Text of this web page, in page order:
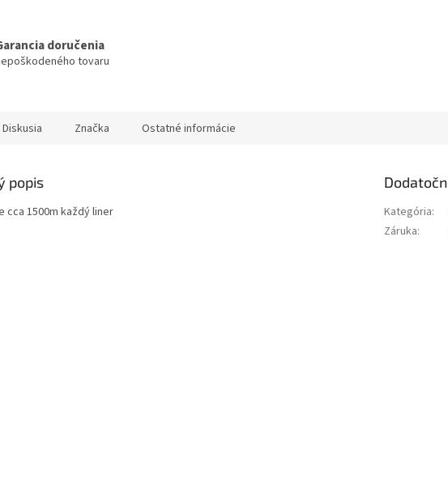
doručenia
tovaru
Diskusia Značka Ostatné informácie
popis
cca 1500m každý liner Kategória:
Záruka: